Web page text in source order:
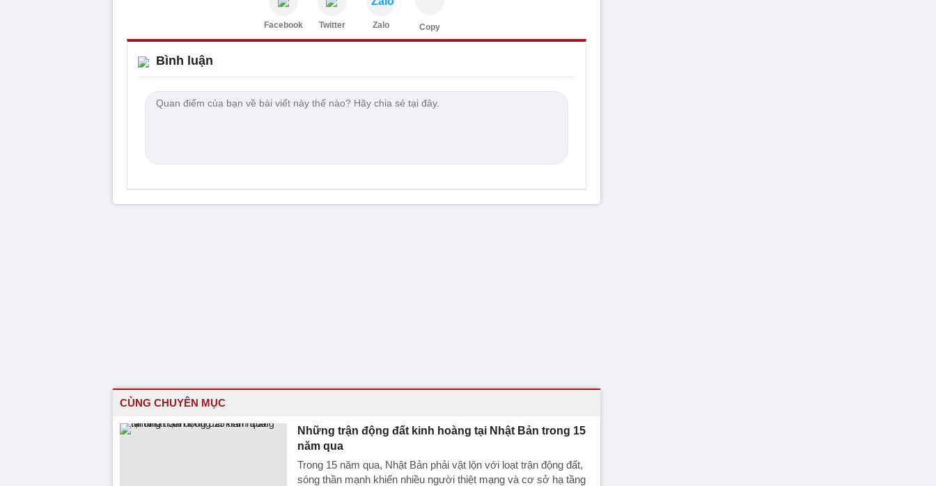
Facebook Twitter Zalo Copy
Bình luận
CÙNG CHUYÊN MỤC
Những trận động đất kinh hoàng tại Nhật Bản trong 15
năm qua
Trong 15 năm qua, Nhật Bản phải vật lộn với loạt trận động đất,
sóng thần mạnh khiến nhiều người thiệt mạng và cơ sở hạ tầng